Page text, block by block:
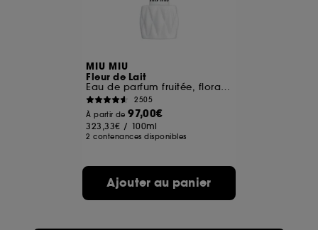
MIU MIU
Fleur de Lait
Eau de parfum fruitée, florale et ambrée pour femme
2505
À partir de97,00€
323,33€ / 100ml
2 contenances disponibles
Ajouter au panier